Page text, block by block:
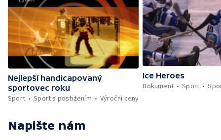
Nejlepší handicapovaný
sportovec roku
Sport
Sport s postižením Výroční ceny
Ice Heroes
Dokument
Sport
Napište nám